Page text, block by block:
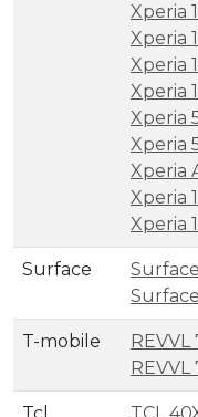
Xperia
Xperia
Xperia
Xperia
Xperia
Xperia
Xperia
Xperia
Xperia
Surface
T-mobile
REVVL
REVVL